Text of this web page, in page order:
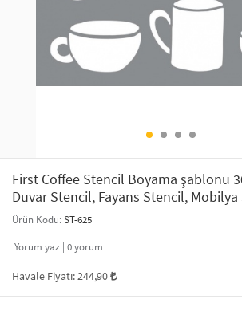
GELİN / DÜĞÜN AKSESUARLARI
ŞAL VE FULAR
ODA KOKUSU VE MUM
YILBAŞI ÜRÜNLERİ
First Coffee Stencil Boyama şablonu
Duvar Stencil, Fayans Stencil,
Ürün Kodu:ST-625
Yorum yaz | 0yorum
Havale Fiyatı:244,90